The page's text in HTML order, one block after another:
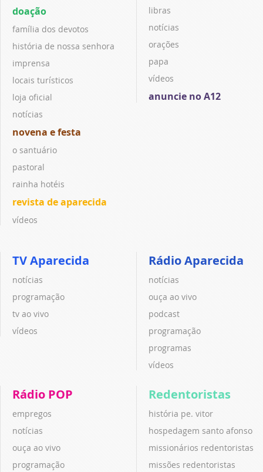
doação
família dos devotos
história de nossa senhora
imprensa
locais turísticos
loja oficial
notícias
novena e festa
o santuário
pastoral
rainha hotéis
revista de aparecida
vídeos
libras
notícias
orações
papa
vídeos
anuncie no A12
TV Aparecida
notícias
programação
tv ao vivo
vídeos
Rádio Aparecida
notícias
ouça ao vivo
podcast
programação
programas
vídeos
Rádio POP
empregos
notícias
ouça ao vivo
programação
Redentoristas
história pe. vitor
hospedagem santo afonso
missionários redentoristas
missões redentoristas